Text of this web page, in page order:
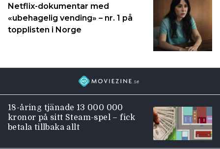
Netflix-dokumentar med
«ubehagelig vending» – nr. 1 på
topplisten i Norge
18-åring tjänade 13 000 000
kronor på sitt Steam-spel – fick
betala tillbaka allt